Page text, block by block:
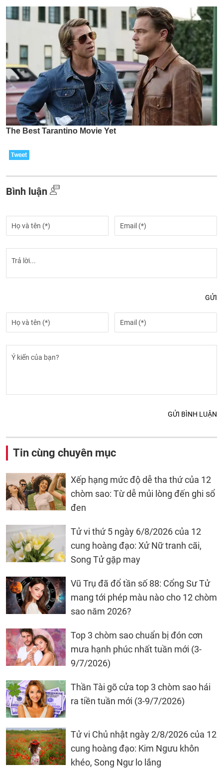
Bình luận
GỬI
GỬI BÌNH LUẬN
Tin cùng chuyên mục
Xếp hạng mức độ dễ tha thứ của 12
chòm sao: Từ dễ mủi lòng đến ghi sổ
đen
Tử vi thứ 5 ngày 6/8/2026 của 12
cung hoàng đạo: Xử Nữ tranh cãi,
Song Tử gặp may
Vũ Trụ đã đổ tần số 88: Cổng Sư Tử
mang tới phép màu nào cho 12 chòm
sao năm 2026?
Top 3 chòm sao chuẩn bị đón cơn
mưa hạnh phúc nhất tuần mới (3-
9/7/2026)
Thần Tài gõ cửa top 3 chòm sao hái
ra tiền tuần mới (3-9/7/2026)
Tử vi Chủ nhật ngày 2/8/2026 của 12
cung hoàng đạo: Kim Ngưu khôn
khéo, Song Ngư lo lắng